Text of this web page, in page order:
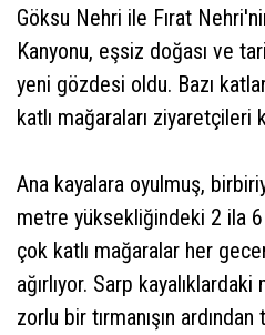
Göksu Nehri ile Fırat
Kanyonu, eşsiz doğası ve
yeni gözdesi oldu. Bazı
katlı mağaraları ziyaretçileri
Ana kayalara oyulmuş,
metre yüksekliğindeki 2 ila
çok katlı mağaralar her
ağırlıyor. Sarp
zorlu bir tırmanışın